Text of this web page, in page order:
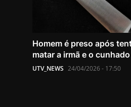
Homem é preso após
matar a irmã e o
UTV_NEWS 24/04/2026 - 17:50